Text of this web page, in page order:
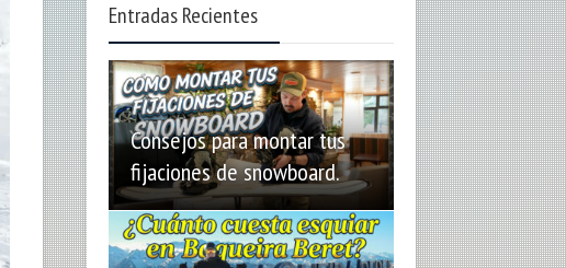
Entradas Recientes
Consejos para montar tus
fijaciones de snowboard.